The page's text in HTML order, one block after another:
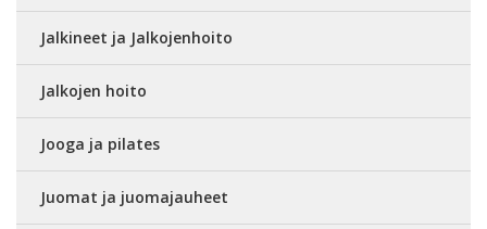
Jalkineet ja Jalkojenhoito
Jalkojen hoito
Jooga ja pilates
Juomat ja juomajauheet